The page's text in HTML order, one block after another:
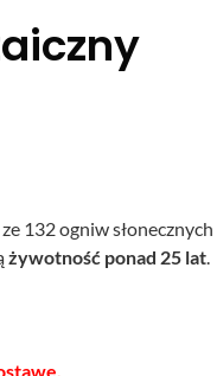
132 ogniw słonecznych
żywotność ponad 25 lat.